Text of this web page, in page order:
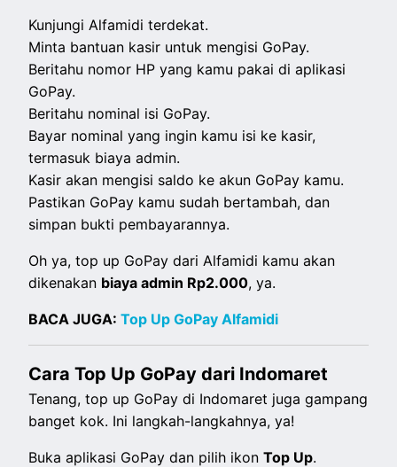
Kunjungi Alfamidi terdekat.
Minta bantuan kasir untuk mengisi GoPay.
Beritahu nomor HP yang kamu pakai di aplikasi
GoPay.
Beritahu nominal isi GoPay.
Bayar nominal yang ingin kamu isi ke kasir,
termasuk biaya admin.
Kasir akan mengisi saldo ke akun GoPay kamu.
Pastikan GoPay kamu sudah bertambah, dan
simpan bukti pembayarannya.
Oh ya, top up GoPay dari Alfamidi kamu akan
dikenakan biaya admin Rp2.000, ya.
BACA JUGA:Top Up GoPay Alfamidi
Cara Top Up GoPay dari Indomaret
Tenang, top up GoPay di Indomaret juga gampang
banget kok. Ini langkah-langkahnya, ya!
Buka aplikasi GoPay dan pilih ikonTop Up.